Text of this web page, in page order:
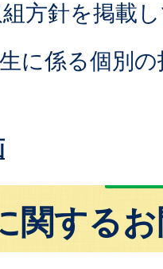
方針を掲載
に係る個別
関する